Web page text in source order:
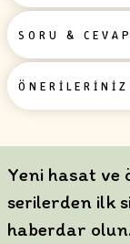
SORU & CEVAP
ÖNERİLERİNİZ
Yeni hasat ve
serilerden ilk
haberdar